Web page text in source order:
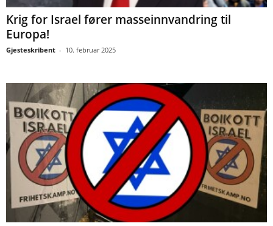
Krig for Israel fører masseinnvandring til
Europa!
Gjesteskribent - 10. februar 2025